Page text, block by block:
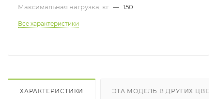
Максимальная нагрузка, кг — 150
Все характеристики
ХАРАКТЕРИСТИКИ ЭТА МОДЕЛЬ В ДРУГИХ